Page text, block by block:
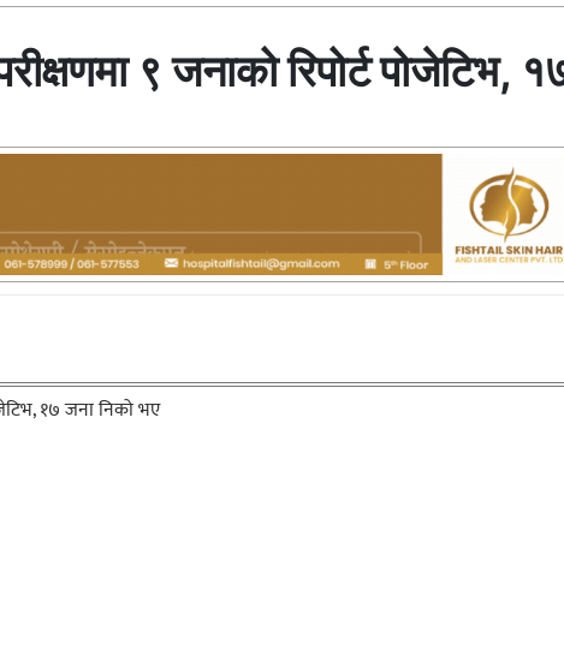
९ जनाको रिपोर्ट पोजेटिभ,